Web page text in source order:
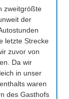
zweitgrößte
der
letzte Strecke
zuvor von
Da wir
in unser
waren
des Gasthofs